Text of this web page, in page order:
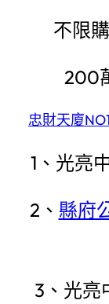
不限
200
忠財天廈NO1
1、光亮
2、 縣府
3、光亮